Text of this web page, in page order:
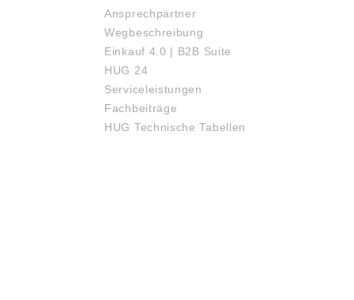
Ansprechpartner
Wegbeschreibung
Einkauf 4.0 | B2B Suite
HUG 24
Serviceleistungen
Fachbeiträge
HUG Technische Tabellen